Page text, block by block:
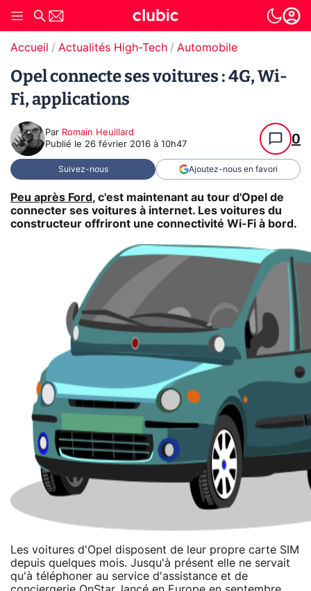
Accueil Actualités High-Tech Automobile
Opel connecte ses voitures : 4G, Wi-
Fi, applications
Par Romain Heuillard
Publié le 26 février 2016 à 10h47 0
Suivez-nous Ajoutez-nous en favori
Peu après Ford , c'est maintenant au tour d'Opel de
connecter ses voitures à internet. Les voitures du
constructeur offriront une connectivité Wi-Fi à bord.
Les voitures d'Opel disposent de leur propre carte SIM
depuis quelques mois. Jusqu'à présent elle ne servait
qu'à téléphoner au service d'assistance et de